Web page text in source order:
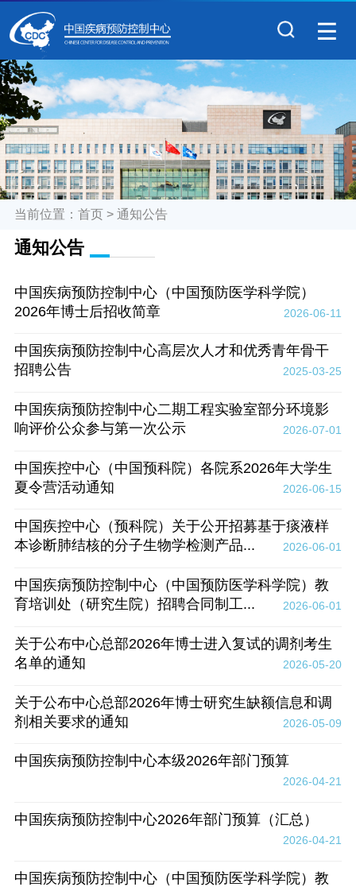
当前位置： 首页> 通知公告
通知公告
中国疾病预防控制中心（中国预防医学科学院）
2026年博士后招收简章
2026-06-11
中国疾病预防控制中心高层次人才和优秀青年骨干
招聘公告
2025-03-25
中国疾病预防控制中心二期工程实验室部分环境影
响评价公众参与第一次公示
2026-07-01
中国疾控中心（中国预科院）各院系2026年大学生
夏令营活动通知
2026-06-15
中国疾控中心（预科院）关于公开招募基于痰液样
本诊断肺结核的分子生物学检测产品...
2026-06-01
中国疾病预防控制中心（中国预防医学科学院）教
育培训处（研究生院）招聘合同制工...
2026-06-01
关于公布中心总部2026年博士进入复试的调剂考生
名单的通知
2026-05-20
关于公布中心总部2026年博士研究生缺额信息和调
剂相关要求的通知
2026-05-09
中国疾病预防控制中心本级2026年部门预算
2026-04-21
中国疾病预防控制中心2026年部门预算（汇总）
2026-04-21
中国疾病预防控制中心（中国预防医学科学院）教